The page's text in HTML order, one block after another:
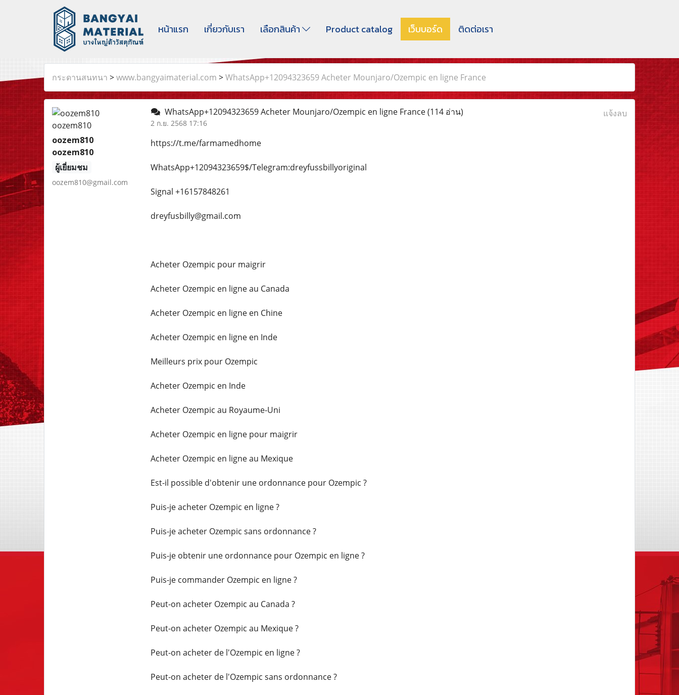
หน้าแรก เกี่ยวกับเรา เลือกสินค้า Product catalog เว็บบอร์ด ติดต่อเรา
กระดานสนทนา >www.bangyaimaterial.com >WhatsApp+12094323659 Acheter Mounjaro/Ozempic en ligne France
oozem810
oozem810
ผู้เยี่ยมชม
oozem810@gmail.com
WhatsApp+12094323659 Acheter Mounjaro/Ozempic en ligne France(114 อ่าน)
2 ก.ย. 2568 17:16
แจ้งลบ
https://t.me/farmamedhome
WhatsApp+12094323659$/Telegram:dreyfussbillyoriginal
Signal +16157848261
dreyfusbilly@gmail.com
Acheter Ozempic pour maigrir
Acheter Ozempic en ligne au Canada
Acheter Ozempic en ligne en Chine
Acheter Ozempic en ligne en Inde
Meilleurs prix pour Ozempic
Acheter Ozempic en Inde
Acheter Ozempic au Royaume-Uni
Acheter Ozempic en ligne pour maigrir
Acheter Ozempic en ligne au Mexique
Est-il possible d'obtenir une ordonnance pour Ozempic ?
Puis-je acheter Ozempic en ligne ?
Puis-je acheter Ozempic sans ordonnance ?
Puis-je obtenir une ordonnance pour Ozempic en ligne ?
Puis-je commander Ozempic en ligne ?
Peut-on acheter Ozempic au Canada ?
Peut-on acheter Ozempic au Mexique ?
Peut-on acheter de l'Ozempic en ligne ?
Peut-on acheter de l'Ozempic sans ordonnance ?